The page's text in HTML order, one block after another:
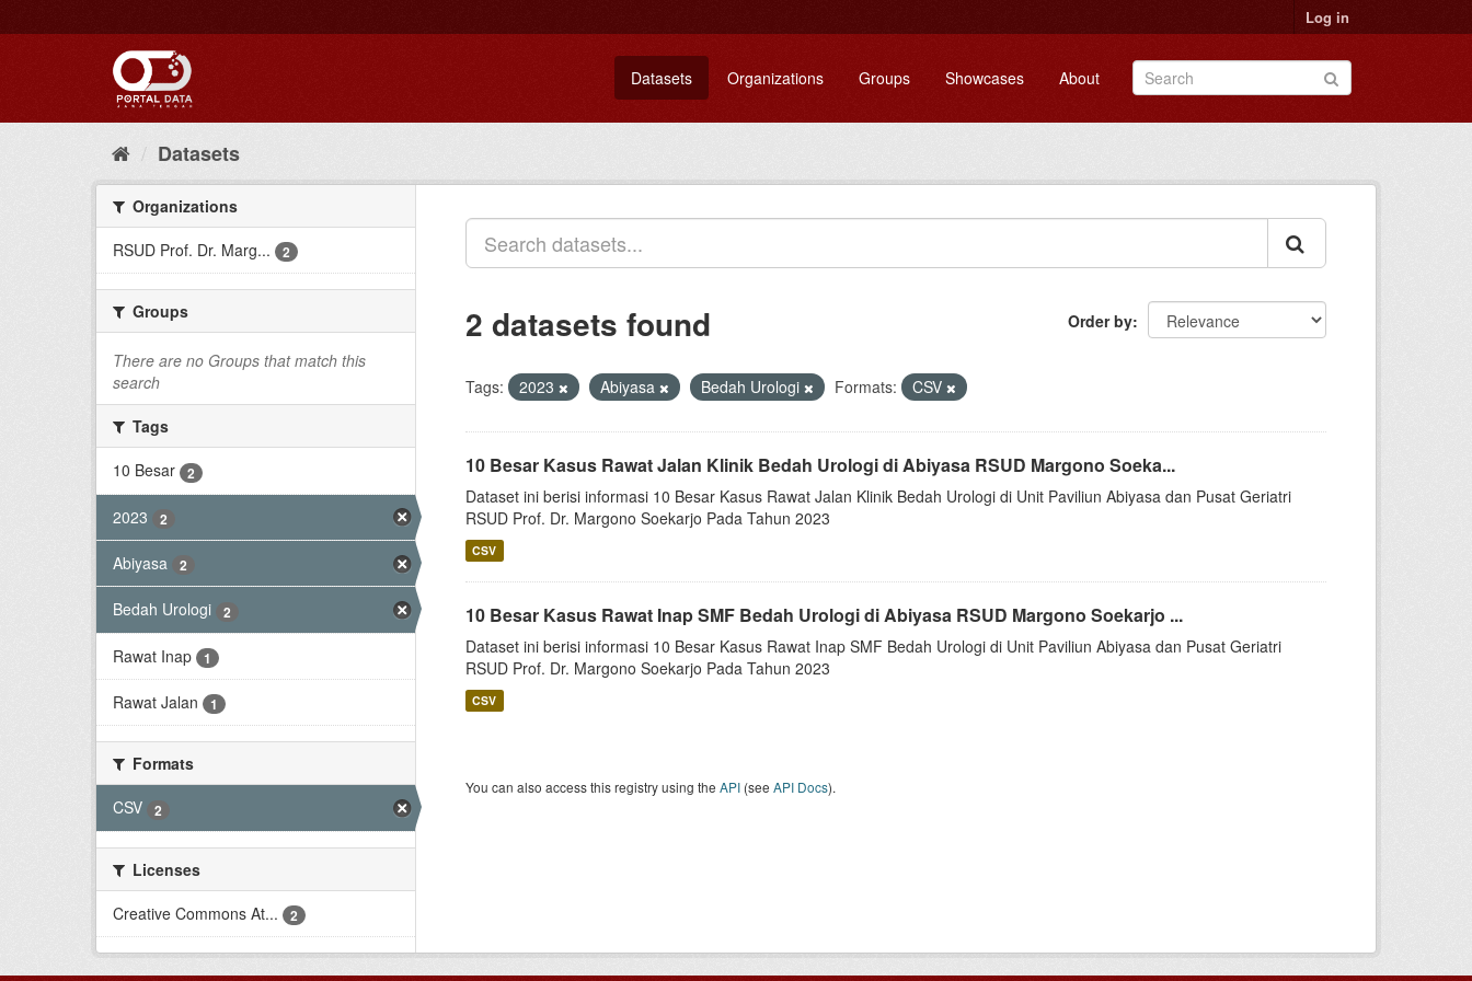
to
Log in
Datasets Organizations Groups Showcases About
Datasets
Organizations
RSUD Prof. Dr. Marg...
2
Groups
There are no Groups that match this
search
Tags
10 Besar
2
2023 2
Abiyasa 2
Bedah Urologi 2
Rawat Inap 1
Rawat Jalan 1
Formats
CSV
2
Licenses
Creative Commons At...
2
Order by
2 datasets found
Tags: 2023 Abiyasa Bedah Urologi Formats: CSV
10 Besar Kasus Rawat Jalan Klinik Bedah Urologi di Abiyasa RSUD Margono Soeka...
Dataset ini berisi informasi 10 Besar Kasus Rawat Jalan Klinik Bedah Urologi di Unit Paviliun Abiyasa dan Pusat Geriatri
RSUD Prof. Dr. Margono Soekarjo Pada Tahun 2023
CSV
10 Besar Kasus Rawat Inap SMF Bedah Urologi di Abiyasa RSUD Margono Soekarjo ...
Dataset ini berisi informasi 10 Besar Kasus Rawat Inap SMF Bedah Urologi di Unit Paviliun Abiyasa dan Pusat Geriatri
RSUD Prof. Dr. Margono Soekarjo Pada Tahun 2023
CSV
You can also access this registry using the API (see API Docs).